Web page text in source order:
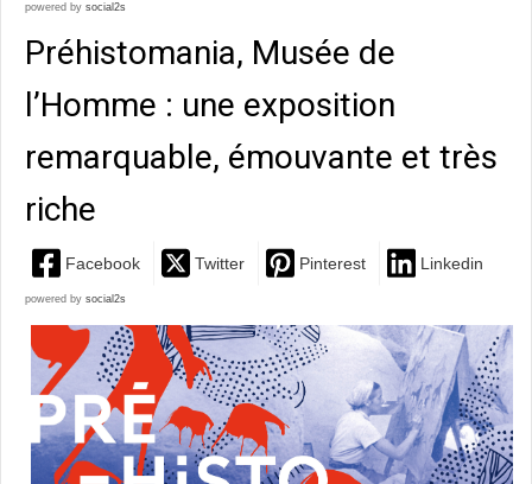
powered by social2s
Préhistomania, Musée de
l’Homme : une exposition
remarquable, émouvante et très
riche
Facebook Twitter Pinterest Linkedin
powered by social2s